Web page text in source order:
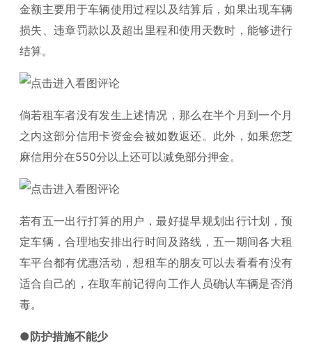
金额主要用于车辆使用过程以及结算后，如果出现车辆
损失、违章罚款以及超出里程和使用天数时，能够进行
结算。
倘若租车者没有发生上述情况，那么在半个月到一个月
之内这部分信用卡资金会被如数返还。此外，如果您芝
麻信用分在550分以上还可以减免部分押金。
若有五一出行打算的用户，最好提早规划出行计划，预
定车辆，合理地安排出行时间及路线，五一期间各大租
车平台都有优惠活动，想租车的朋友可以去看看有没有
适合自己的，在取车前记得向工作人员确认车辆是否消
毒。
●防护措施不能少